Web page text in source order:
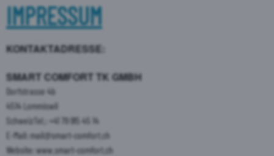
IMPRESSUM
KONTAKTADRESSE:
SMART COMFORT TK GMBH
Dorfstrasse 4b
4514 Lommiswil
SchweizTel.: +41 79 915 45 14
E-Mail: mail@smart-comfort.ch
Website: www.smart-comfort.ch